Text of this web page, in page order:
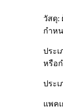
วัสดุ:
กำห
ประ
หรือ
ประ
แพค